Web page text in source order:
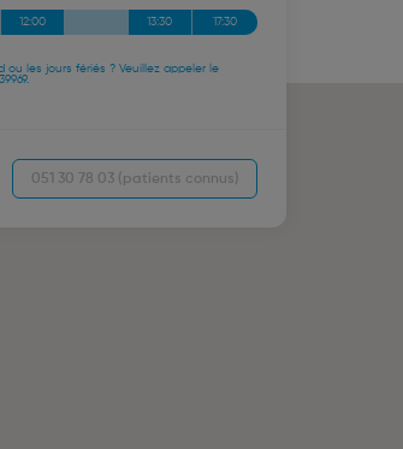
12:00 13:30 17:30
ou les jours fériés ? Veuillez appeler le
051 30 78 03 (patients connus)